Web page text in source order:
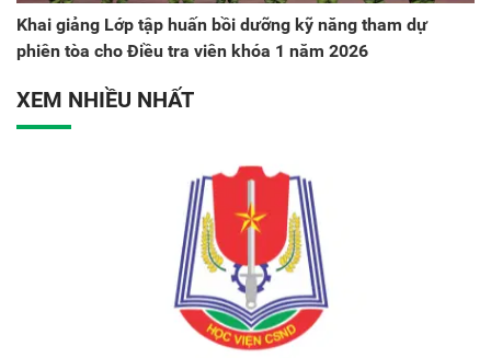
Khai giảng Lớp tập huấn bồi dưỡng kỹ năng tham dự
phiên tòa cho Điều tra viên khóa 1 năm 2026
XEM NHIỀU NHẤT